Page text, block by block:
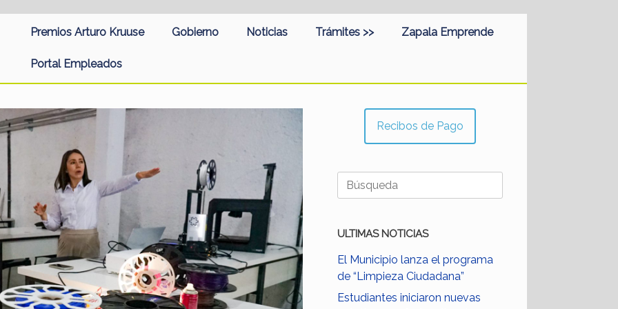
Premios Arturo Kruuse Gobierno Noticias Trámites >> Zapala Emprende
Portal Empleados
Recibos de Pago
Buscar:
ULTIMAS NOTICIAS
El Municipio lanza el programa
de “Limpieza Ciudadana”
Estudiantes iniciaron nuevas